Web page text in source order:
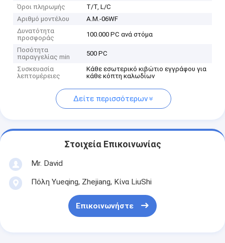
Όροι πληρωμής
T/T, L/C
Αριθμό μοντέλου
Α.Μ.-06WF
Δυνατότητα
προσφοράς
100.000 PC ανά στόμα
Ποσότητα
παραγγελίας min
500 PC
Συσκευασία
λεπτομέρειες
Κάθε εσωτερικό κιβώτιο εγγράφου για
κάθε κόπτη καλωδίων
Δείτε περισσότερων
Στοιχεία Επικοινωνίας
Mr. David
Πόλη Yueqing, Zhejiang, Κίνα LiuShi
Επικοινωνήστε